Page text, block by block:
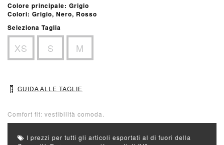
Colore principale: Grigio
Colori: Grigio, Nero, Rosso
Seleziona Taglia
XS S M
GUIDA ALLE TAGLIE
Comfort fit: vestibilità comoda.
I prezzi per tutti gli articoli esportati al di fuori della